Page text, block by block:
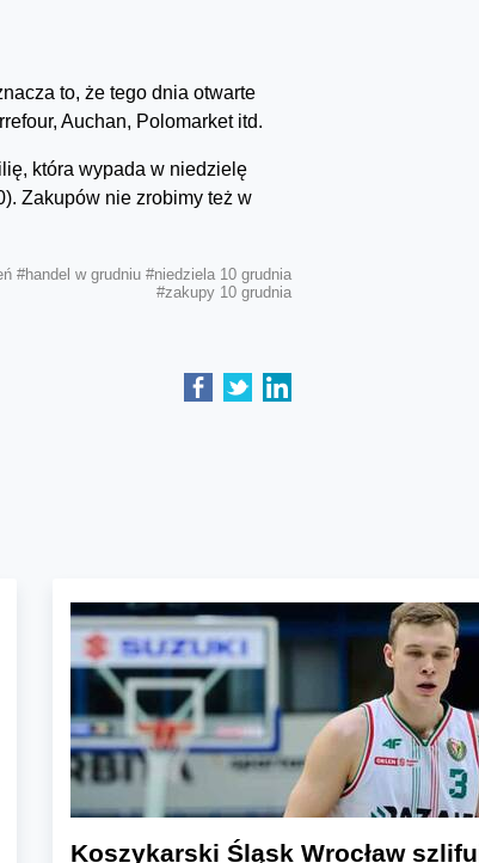
to, że tego dnia otwarte
Auchan, Polomarket itd.
która wypada w niedzielę
Zakupów nie zrobimy też w
#handel w grudniu #niedziela 10 grudnia
#zakupy 10 grudnia
Koszykarski Śląsk Wrocław